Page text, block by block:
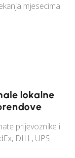
mjesecima
lokalne
prijevoznike i
DHL, UPS